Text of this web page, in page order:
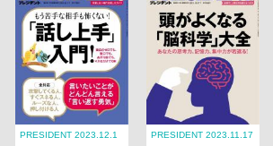
PRESIDENT 2023.12.1 PRESIDENT 2023.11.17